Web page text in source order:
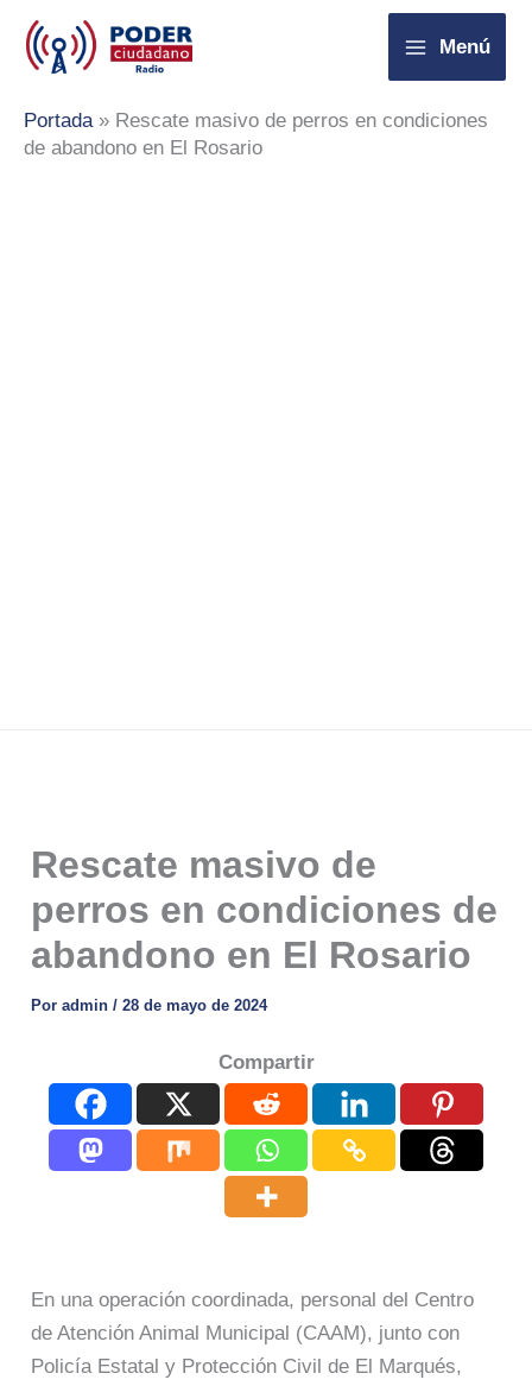
contenido
Menú
Portada» Rescate masivo de perros en condiciones
de abandono en El Rosario
Rescate masivo de
perros en condiciones de
abandono en El Rosario
Poradmin/28 de mayo de 2024
Compartir
En una operación coordinada, personal del Centro
de Atención Animal Municipal (CAAM), junto con
Policía Estatal y Protección Civil de El Marqués,